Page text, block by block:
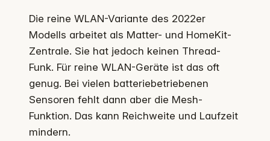
Die reine WLAN-Variante des 2022er
Modells arbeitet als Matter- und HomeKit-
Zentrale. Sie hat jedoch keinen Thread-
Funk. Für reine WLAN-Geräte ist das oft
genug. Bei vielen batteriebetriebenen
Sensoren fehlt dann aber die Mesh-
Funktion. Das kann Reichweite und Laufzeit
mindern.